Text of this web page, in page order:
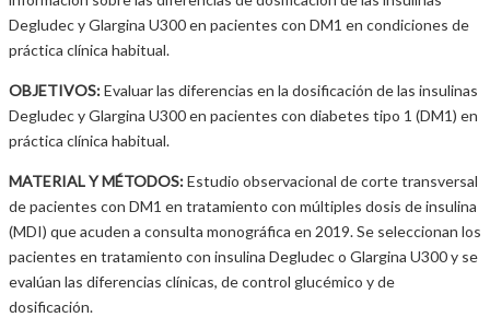
Degludec y Glargina U300 en pacientes con DM1 en condiciones de
práctica clínica habitual.
OBJETIVOS:Evaluar las diferencias en la dosificación de las insulinas
Degludec y Glargina U300 en pacientes con diabetes tipo 1 (DM1) en
práctica clínica habitual.
MATERIAL Y MÉTODOS:Estudio observacional de corte transversal
de pacientes con DM1 en tratamiento con múltiples dosis de insulina
(MDI) que acuden a consulta monográfica en 2019. Se seleccionan los
pacientes en tratamiento con insulina Degludec o Glargina U300 y se
evalúan las diferencias clínicas, de control glucémico y de
dosificación.